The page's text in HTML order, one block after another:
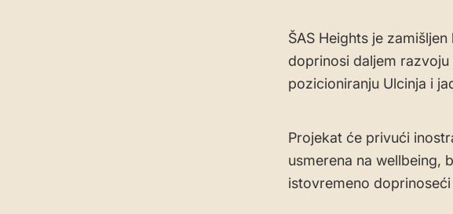
ŠAS Heights je
doprinosi daljem
pozicioniranju Ulcinja i
Projekat će privući
usmerena na wellbeing,
istovremeno